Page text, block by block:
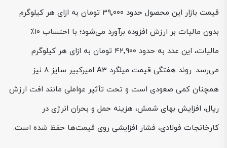
قیمت بازار این محصول حدود ۳۹٬۰۰۰ تومان به ازای هر کیلوگرم
بدون مالیات بر ارزش افزوده برآورد می‌شود؛ با احتساب ۱۰٪
مالیات، این عدد به حدود ۴۲٬۹۰۰ تومان به ازای هر کیلوگرم
می‌رسد. روند هفتگی قیمت میلگرد A3 امیرکبیر سایز 8 نیز
همچنان کمی صعودی است و تحت تأثیر عواملی مانند افت ارزش
ریال، افزایش بهای شمش، هزینه حمل و بحران انرژی در
کارخانجات فولادی، فشار افزایشی روی قیمت‌ها حفظ شده است.